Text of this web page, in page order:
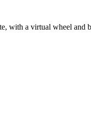
with a virtual wheel and